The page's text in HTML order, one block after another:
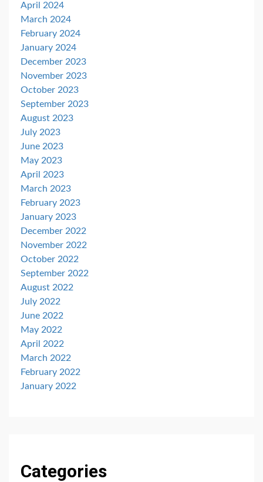
April 2024
March 2024
February 2024
January 2024
December 2023
November 2023
October 2023
September 2023
August 2023
July 2023
June 2023
May 2023
April 2023
March 2023
February 2023
January 2023
December 2022
November 2022
October 2022
September 2022
August 2022
July 2022
June 2022
May 2022
April 2022
March 2022
February 2022
January 2022
Categories